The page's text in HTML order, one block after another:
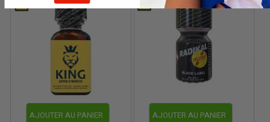
AJOUTER AU PANIER AJOUTER AU PANIER